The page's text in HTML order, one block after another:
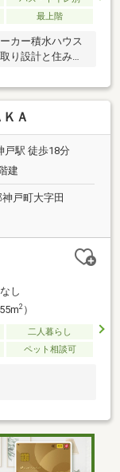
最上階
カー積水ハウス
り設計と住み心
Ａ
戸駅 徒歩18分
建
戸町大字田
なし
2）
二人暮らし
ペット相談可